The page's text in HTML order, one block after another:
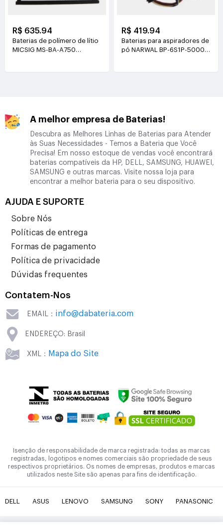
R$ 635.94
Baterias de polímero de lítio
MICSIG MS-BA-A750
R$ 419.94
Baterias para aspiradores de
pó NARWAL BP-6S1P-5000A
A melhor empresa de Baterias!
Descubra as Melhores Linhas de Baterias para Atender
às Suas Necessidades - Temos a Bateria que Você
Precisa! Em nosso estoque de vendas você encontrará
baterias compatíveis da HP, DELL, SAMSUNG, HUAWEI,
SAMSUNG e outras marcas. Visite nossa loja para
encontrar a melhor bateria para o seu dispositivo.
AJUDA E SUPORTE
Sobre Nós
Políticas de entrega
Formas de pagamento
Política de privacidade
Dúvidas frequentes
Contatem-Nos
EMAIL： info@dabateria.com
ENDEREÇO: Brasil
XML： Mapa do Site
Isenção de responsabilidade de marca registrada: todas as marcas
registradas, logotipos e nomes comerciais são propriedade de seus
respectivos proprietários. Os nomes de empresas, produtos e marcas
utilizados neste Site são apenas para fins de identificação.
DELL ASUS LENOVO SAMSUNG SONY PANASONIC